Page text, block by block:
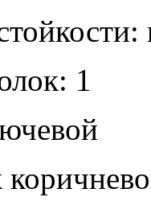
1